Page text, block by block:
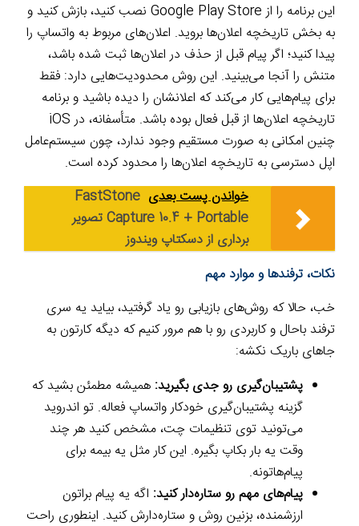
این برنامه را از Google Play Store نصب کنید، بازش کنید و
به بخش تاریخچه اعلان‌ها بروید. اعلان‌های مربوط به واتساپ را
پیدا کنید؛ اگر پیام قبل از حذف در اعلان‌ها ثبت شده باشد،
متنش را آنجا می‌بینید. این روش محدودیت‌هایی دارد: فقط
برای پیام‌هایی کار می‌کند که اعلانشان را دیده باشید و برنامه
تاریخچه اعلان‌ها از قبل فعال بوده باشد. متأسفانه، در iOS
چنین امکانی به صورت مستقیم وجود ندارد، چون سیستم‌عامل
اپل دسترسی به تاریخچه اعلان‌ها را محدود کرده است.
خواندن پست بعدی FastStone
Capture 10.4 + Portable تصویر
برداری از دسکتاپ ویندوز
نکات، ترفندها و موارد مهم
خب، حالا که روش‌های بازیابی رو یاد گرفتید، بیاید یه سری
ترفند باحال و کاربردی رو با هم مرور کنیم که دیگه کارتون به
جاهای باریک نکشه:
پشتیبان‌گیری رو جدی بگیرید: همیشه مطمئن بشید که
گزینه پشتیبان‌گیری خودکار واتساپ فعاله. تو اندروید
می‌تونید توی تنظیمات چت، مشخص کنید هر چند
وقت یه بار بکاپ بگیره. این کار مثل یه بیمه برای
پیام‌هاتونه.
پیام‌های مهم رو ستاره‌دار کنید: اگه یه پیام براتون
ارزشمنده، بزنین روش و ستاره‌دارش کنید. اینطوری راحت